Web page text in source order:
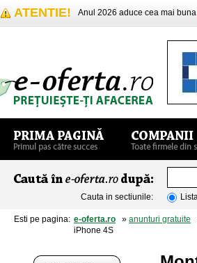
ATENTIE! Anul 2026 aduce cea mai buna
Cauta in sectiunile:
Esti pe pagina: e-oferta.ro » anunturi gratuite
iPhone 4S